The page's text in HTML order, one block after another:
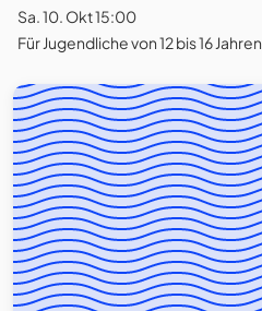
Sa. 10. Okt 15:00
Für Jugendliche von 12 bis 16 Jahren